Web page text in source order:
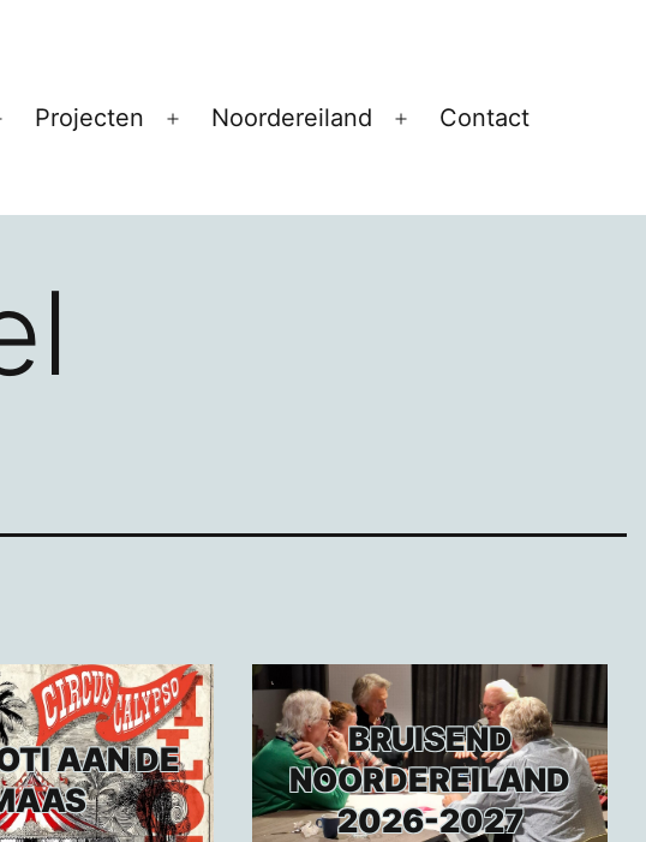
Open
Projecten
Open
Noordereiland
Open
Contact
AAN DE
BRUISEND
NOORDEREILAND
2026-2027